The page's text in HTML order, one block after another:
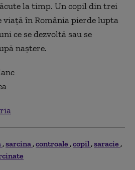
la timp. Un copil din trei
în România pierde lupta
ce se dezvoltă sau se
naștere.
sarcina controale copil saracie